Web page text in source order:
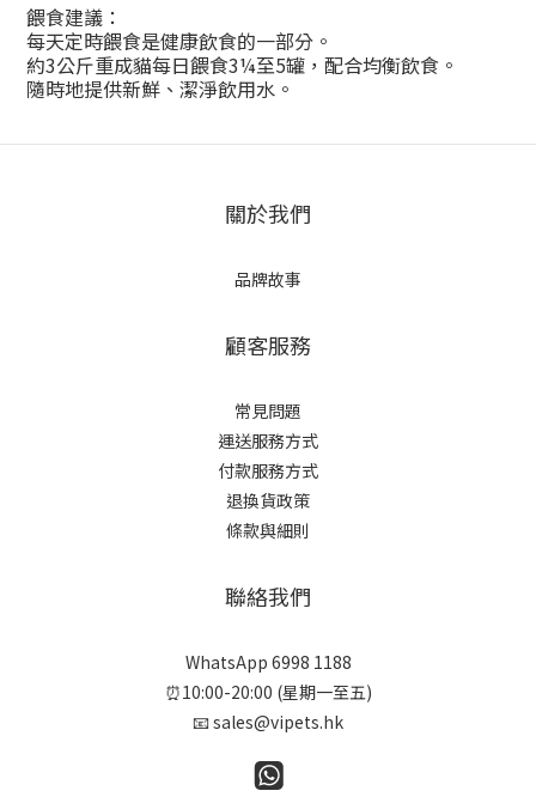
餵食建議：
每天定時餵食是健康飲食的一部分。
約3公斤重成貓每日餵食3¼至5罐，配合均衡飲食。
隨時地提供新鮮、潔淨飲用水。
關於我們
品牌故事
顧客服務
常見問題
運送服務方式
付款服務方式
退換貨政策
條款與細則
聯絡我們
WhatsApp 6998 1188
⏰10:00-20:00 (星期一至五)
📧 sales@vipets.hk